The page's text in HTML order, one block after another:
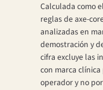
Calculada como
reglas de axe-
analizadas en
demostración y
cifra excluye las
con marca
operador y no